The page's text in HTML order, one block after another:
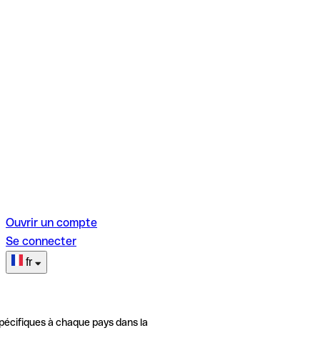
Ouvrir un compte
Se connecter
fr
à chaque pays dans la